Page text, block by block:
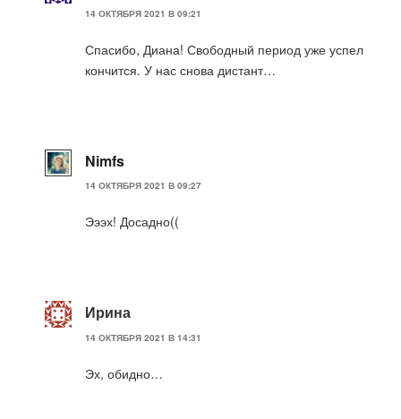
14 ОКТЯБРЯ 2021 В 09:21
Спасибо, Диана! Свободный период уже успел
кончится. У нас снова дистант…
Nimfs
14 ОКТЯБРЯ 2021 В 09:27
Эээх! Досадно((
Ирина
14 ОКТЯБРЯ 2021 В 14:31
Эх, обидно…